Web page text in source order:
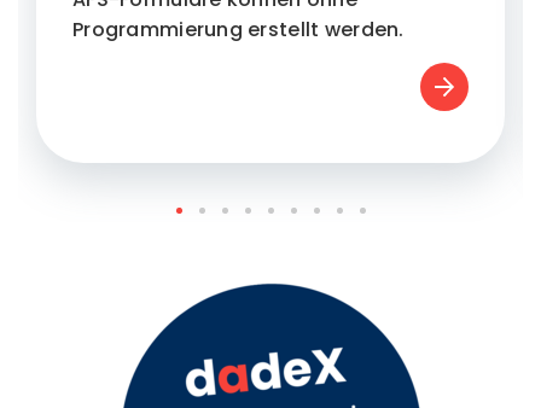
Programmierung erstellt werden.
Mehr